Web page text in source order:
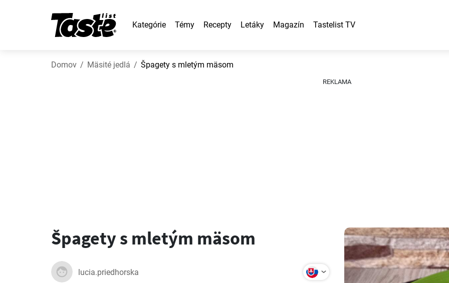
Kategórie Témy Recepty Letáky Magazín Tastelist TV
Domov Mäsité jedlá Špagety s mletým mäsom
REKLAMA
Špagety s mletým mäsom
lucia.priedhorska